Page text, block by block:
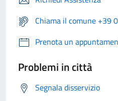
Chiama il comune +39
Prenota un
Problemi in città
Segnala disservizio